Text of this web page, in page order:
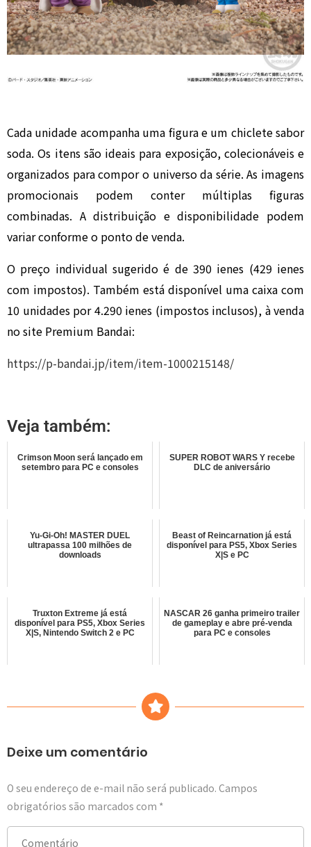
Cada unidade acompanha uma figura e um chiclete sabor
soda. Os itens são ideais para exposição, colecionáveis e
organizados para compor o universo da série. As imagens
promocionais podem conter múltiplas figuras
combinadas. A distribuição e disponibilidade podem
variar conforme o ponto de venda.
O preço individual sugerido é de 390 ienes (429 ienes
com impostos). Também está disponível uma caixa com
10 unidades por 4.290 ienes (impostos inclusos), à venda
no site Premium Bandai:
https://p-bandai.jp/item/item-1000215148/
Veja também:
Crimson Moon será lançado em
setembro para PC e consoles
SUPER ROBOT WARS Y recebe
DLC de aniversário
Yu-Gi-Oh! MASTER DUEL
ultrapassa 100 milhões de
downloads
Beast of Reincarnation já está
disponível para PS5, Xbox Series
X|S e PC
Truxton Extreme já está
disponível para PS5, Xbox Series
X|S, Nintendo Switch 2 e PC
NASCAR 26 ganha primeiro trailer
de gameplay e abre pré-venda
para PC e consoles
Deixe um comentário
O seu endereço de e-mail não será publicado. Campos
obrigatórios são marcados com *